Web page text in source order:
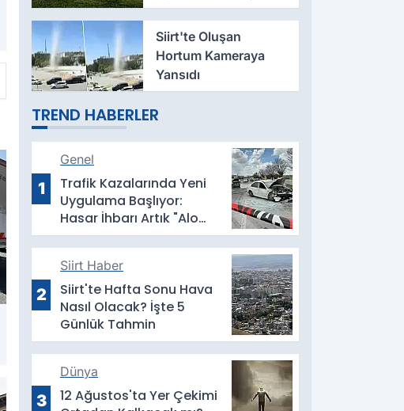
Fakülte Ne Kadar
Harcadı Belli Oldu
Siirt'te Oluşan
Hortum Kameraya
Yansıdı
TREND HABERLER
1
Genel
Trafik Kazalarında Yeni
Uygulama Başlıyor:
Hasar İhbarı Artık "Alo
193" Üzerinden Yapılacak
2
Siirt Haber
Siirt'te Hafta Sonu Hava
Nasıl Olacak? İşte 5
Günlük Tahmin
3
Dünya
12 Ağustos'ta Yer Çekimi